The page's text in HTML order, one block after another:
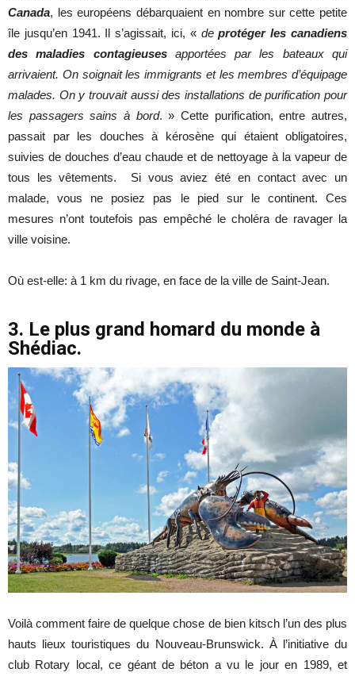
Canada, les européens débarquaient en nombre sur cette petite
île jusqu’en 1941. Il s’agissait, ici, « deprotéger les canadiens
des maladies contagieusesapportées par les bateaux qui
arrivaient. On soignait les immigrants et les membres d’équipage
malades. On y trouvait aussi des installations de purification pour
les passagers sains à bord. » Cette purification, entre autres,
passait par les douches à kérosène qui étaient obligatoires,
suivies de douches d’eau chaude et de nettoyage à la vapeur de
tous les vêtements. Si vous aviez été en contact avec un
malade, vous ne posiez pas le pied sur le continent. Ces
mesures n’ont toutefois pas empêché le choléra de ravager la
ville voisine.
Où est-elle: à 1 km du rivage, en face de la ville de Saint-Jean.
3. Le plus grand homard du monde à
Shédiac.
Voilà comment faire de quelque chose de bien kitsch l’un des plus
hauts lieux touristiques du Nouveau-Brunswick. À l’initiative du
club Rotary local, ce géant de béton a vu le jour en 1989, et